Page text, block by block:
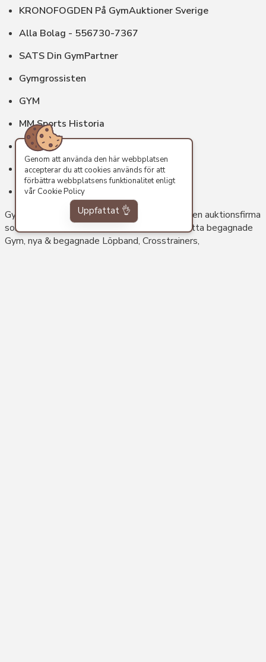
KRONOFOGDEN På GymAuktioner Sverige
Alla Bolag - 556730-7367
SATS Din GymPartner
Gymgrossisten
GYM
MM Sports Historia
PS Auction
Bänkpress
Benpress
GymAuktioner Sport & Träningsutrustning är en auktionsfirma
som auktionerar, förmedlar och säljer kompletta begagnade
Gym, nya & begagnade Löpband, Crosstrainers,
Genom att använda den här webbplatsen
accepterar du att cookies används för att
förbättra webbplatsens funktionalitet enligt
vår Cookie Policy
Uppfattat 👌